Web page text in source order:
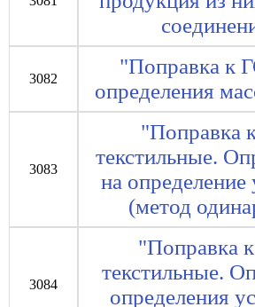
3082
"Поправка к
определения
3083
"Поправка
текстильные.
на
(метод
3084
"Поправка
текстильные.
определения